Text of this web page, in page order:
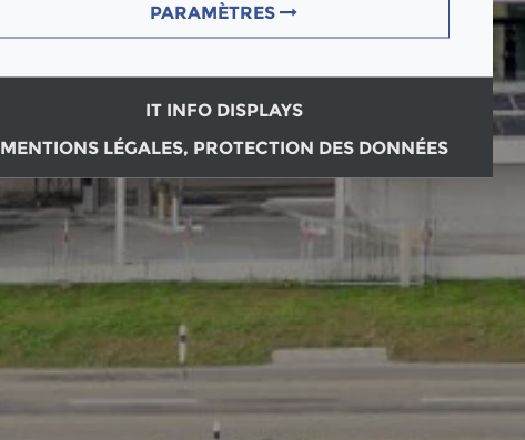
PARAMÈTRES
IT INFO DISPLAYS
MENTIONS LÉGALES, PROTECTION DES DONNÉES